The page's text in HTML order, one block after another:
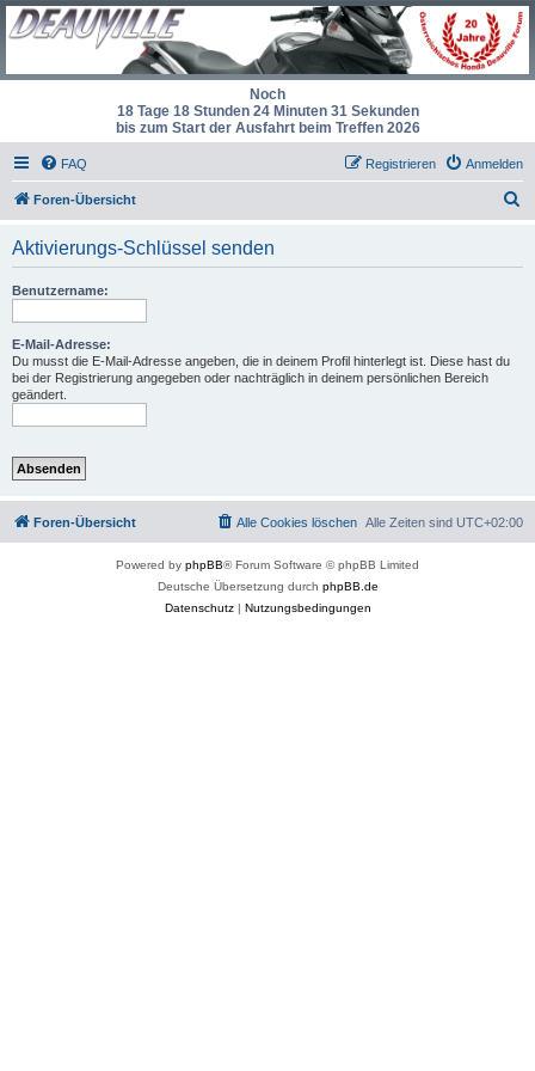
Noch
18 Tage 18 Stunden 24 Minuten 31 Sekunden
bis zum Start der Ausfahrt beim Treffen 2026
FAQ Anmelden
Registrieren
Foren-Übersicht
Aktivierungs-Schlüssel senden
Benutzername:
E-Mail-Adresse:
Du musst die E-Mail-Adresse angeben, die in deinem Profil hinterlegt ist. Diese hast du
bei der Registrierung angegeben oder nachträglich in deinem persönlichen Bereich
geändert.
Foren-Übersicht Alle Zeiten sind UTC+02:00
Alle Cookies löschen
Powered by phpBB® Forum Software © phpBB Limited
Deutsche Übersetzung durch phpBB.de
Datenschutz| Nutzungsbedingungen